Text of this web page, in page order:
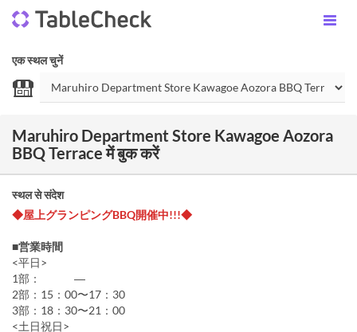
एक स्थल चुनें
Maruhiro Department Store Kawagoe Aozora
BBQ Terrace में बुक करें
स्थल से संदेश
◆屋上グランピングBBQ開催中!!!◆
■営業時間
<平日>
1部： ―
2部：15：00〜17：30
3部：18：30〜21：00
<土日祝日>